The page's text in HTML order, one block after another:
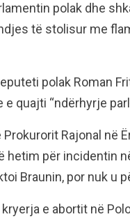
polak dhe
të stolisur me
polak Roman
quajti “ndërhyrje
Prokurorit Rajonal në
hetim për incidentin
Braunin, por nuk u
e abortit në